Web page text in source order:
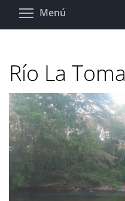
Pasar
Menú
Río La Toma